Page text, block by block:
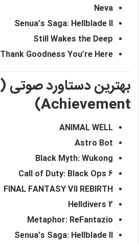
Neva
Senua’s Saga: Hellblade II
Still Wakes the Deep
Thank Goodness You’re Here!
Achievement)
ANIMAL WELL
Astro Bot
Black Myth: Wukong
Call of Duty: Black Ops 6
FINAL FANTASY VII REBIRTH
Helldivers 2
Metaphor: ReFantazio
Senua’s Saga: Hellblade II